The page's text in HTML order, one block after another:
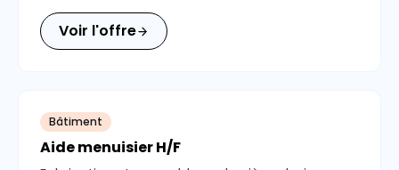
Voir l'offre
Bâtiment
Aide menuisier H/F